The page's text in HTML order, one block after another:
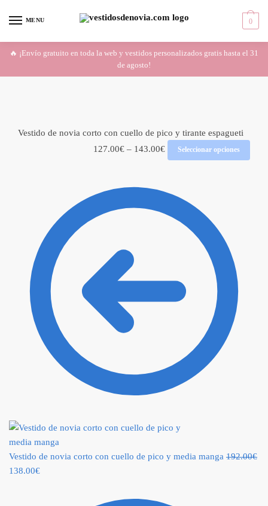
MENU 0
🔥 ¡Envío gratuito en toda la web y vestidos personalizados gratis hasta el 31
de agosto!
Vestido de novia corto con cuello de pico y tirante espagueti
127.00€ – 143.00€ Seleccionar opciones
Vestido de novia corto con cuello de pico y media manga 192.00€
138.00€